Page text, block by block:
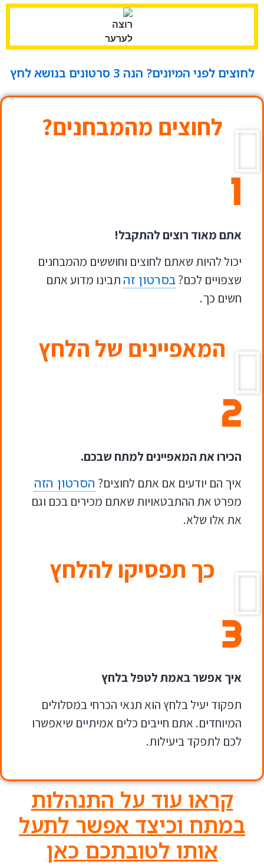
לחוצים לפני המיונים? הנה 3 סרטונים בנושא לחץ
לחוצים מהמבחנים?
1
אתם מאוד רוצים להתקבל!
יכול להיות שאתם לחוצים וחוששים מהמבחנים
שצפויים לכם?בסרטון זהתבינו מדוע אתם
חשים כך.
המאפיינים של הלחץ
2
הכירו את המאפיינים למתח שבכם.
איך הם יודעים אם אתם לחוצים? הסרטון הזה
מפרט את ההתבטאויות שאתם מכירים בכם וגם
את אלו שלא.
כך תפסיקו להלחץ
3
איך אפשר באמת לטפל בלחץ
תפקוד יעיל בלחץ הוא תנאי הכרחי במסלולים
המיוחדים. אתם חייבים כלים אמיתיים שיאפשרו
לכם לתפקד ביעילות.
קראו עוד על התנהלות
במתח וכיצד אפשר לתעל
אותו לטובתכם כאן